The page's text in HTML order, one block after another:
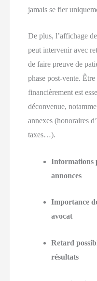
jamais se fier
De plus, l’affichage
peut intervenir avec
de faire preuve de
phase post-vente.
financièrement est
déconvenue,
annexes (honoraires d’
taxes…).
Informations
annonces
Importance
avocat
Retard
résultats